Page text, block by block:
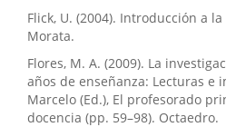
Flick, U. (2004). Introducción a
Morata.
Flores, M. A. (2009). La
años de enseñanza: Lecturas e
Marcelo (Ed.), El profesorado
docencia (pp. 59–98). Octaedro.